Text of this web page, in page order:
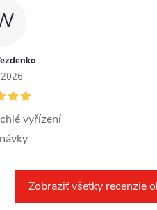
vyřízení
Zobraziť všetky recenzie